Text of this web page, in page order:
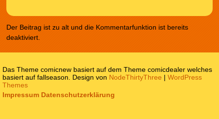
Der Beitrag ist zu alt und die Kommentarfunktion ist bereits
deaktiviert.
Impressum Datenschutzerklärung
Das Theme comicnew basiert auf dem Theme comicdealer welches
basiert auf fallseason. Design von NodeThirtyThree |WordPress
Themes